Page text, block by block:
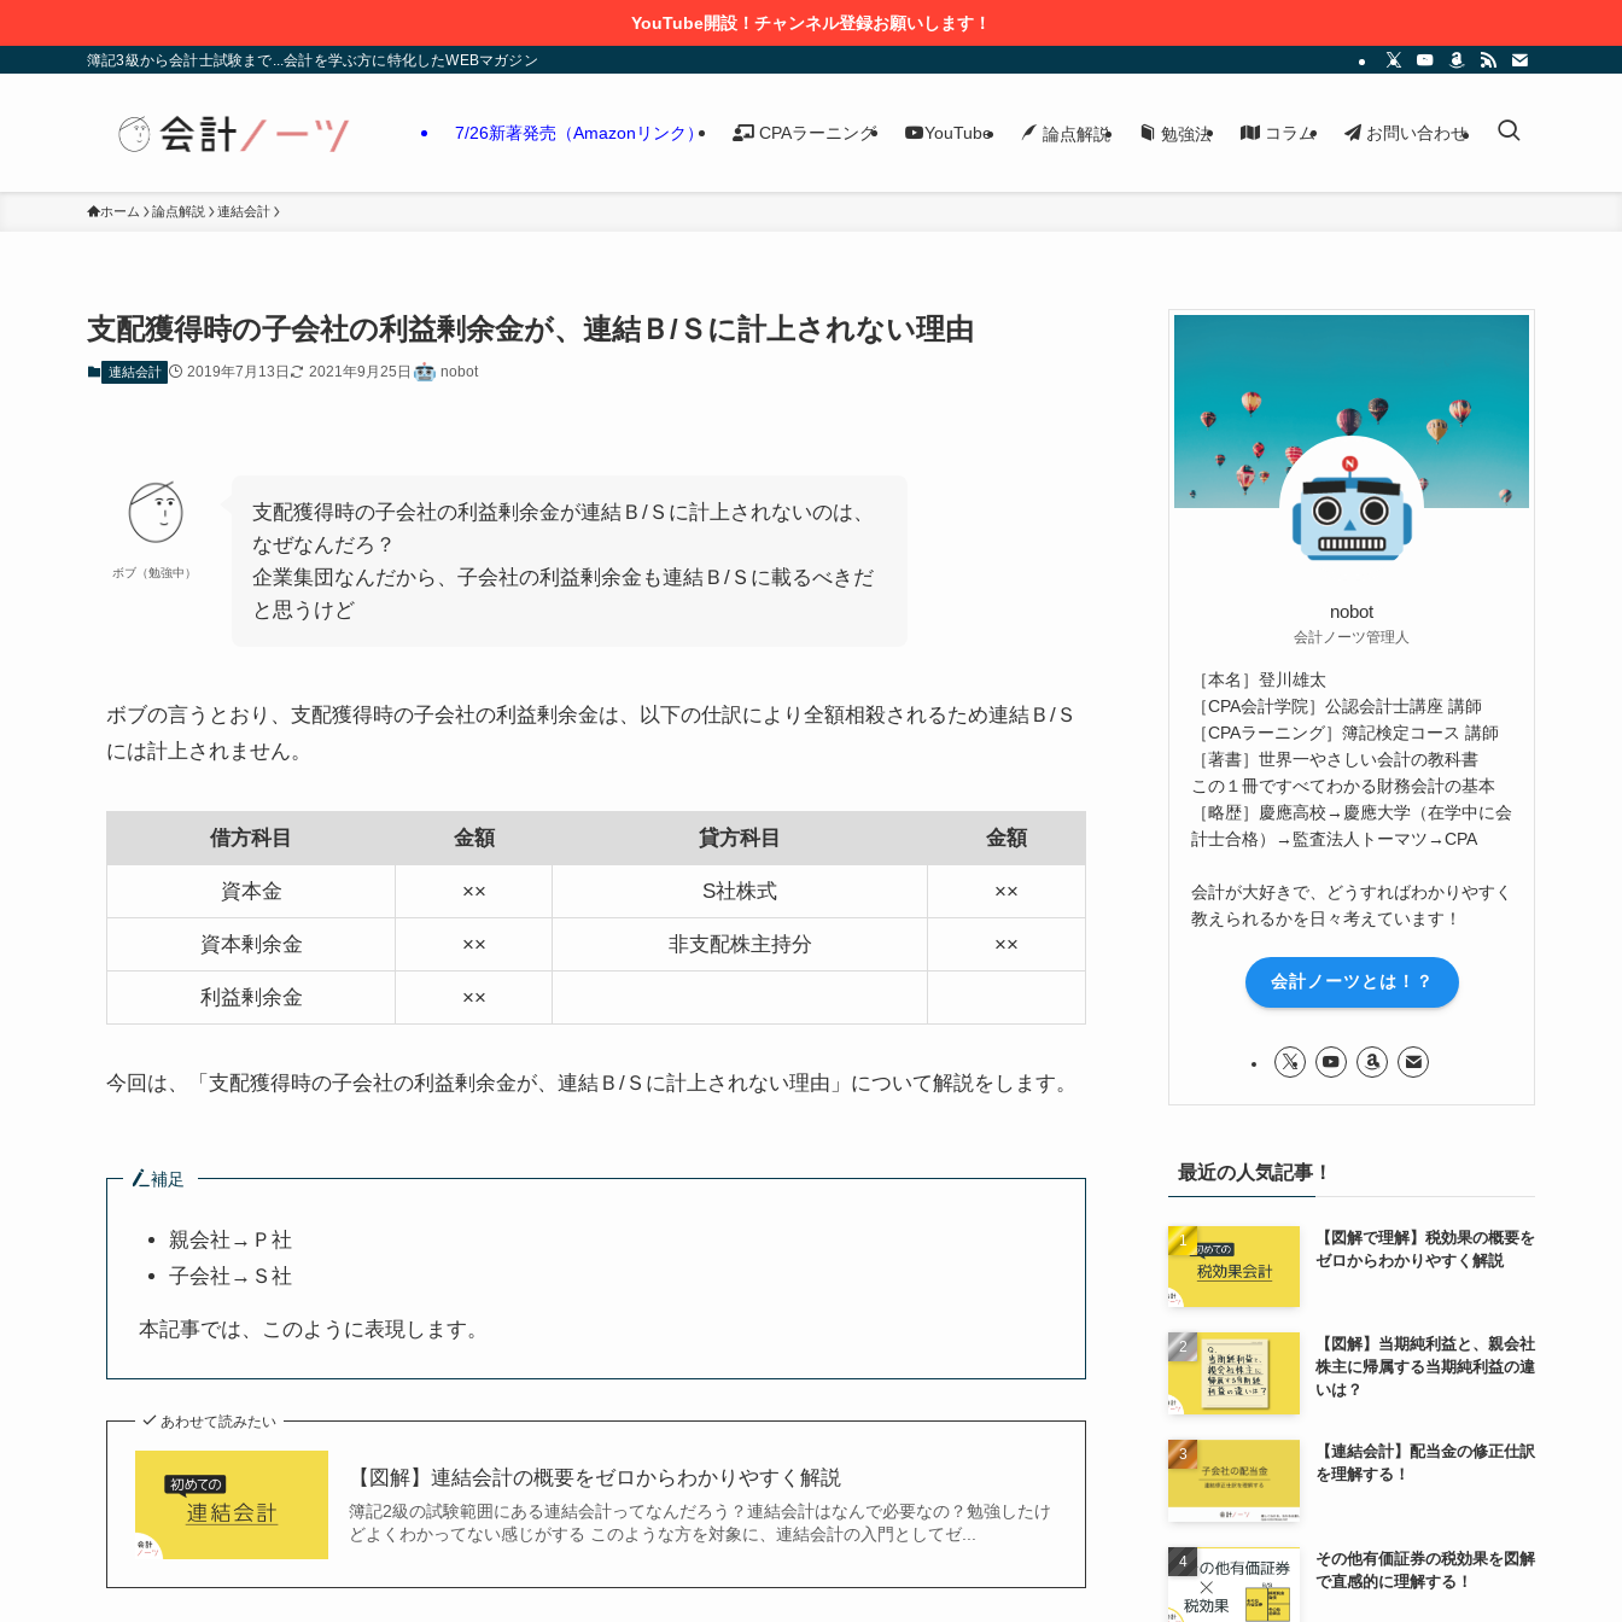
YouTube開設！チャンネル登録お願いします！
簿記3級から会計士試験まで...会計を学ぶ方に特化したWEBマガジン
7/26新著発売（Amazonリンク） CPAラーニング YouTube 論点解説 勉強法 コラム お問い合わせ
ホーム 論点解説 連結会計
支配獲得時の子会社の利益剰余金が、連結Ｂ/Ｓに計上されない理由
連結会計 2019年7月13日 2021年9月25日 nobot
ボブ（勉強中）
支配獲得時の子会社の利益剰余金が連結Ｂ/Ｓに計上されないのは、
なぜなんだろ？
企業集団なんだから、子会社の利益剰余金も連結Ｂ/Ｓに載るべきだ
と思うけど
ボブの言うとおり、支配獲得時の子会社の利益剰余金は、 以下の仕訳により全額相殺されるため連結Ｂ/Ｓ
には計上されません。
借方科目 金額 貸方科目 金額
資本金 ×× S社株式 ××
資本剰余金 ×× 非支配株主持分 ××
利益剰余金 ××
今回は、「支配獲得時の子会社の利益剰余金が、連結Ｂ/Ｓに計上されない理由」について解説をします。
補足
親会社→Ｐ社
子会社→Ｓ社
本記事では、このように表現します。
あわせて読みたい
【図解】連結会計の概要をゼロからわかりやすく解説
簿記2級の試験範囲にある連結会計ってなんだろう？連結会計はなんで必要なの？勉強したけ
どよくわかってない感じがする このような方を対象に、連結会計の入門としてゼ...
nobot
会計ノーツ管理人
［本名］登川雄太
［CPA会計学院］公認会計士講座 講師
［CPAラーニング］簿記検定コース 講師
［著書］世界一やさしい会計の教科書
この１冊ですべてわかる財務会計の基本
［略歴］慶應高校→慶應大学（在学中に会
計士合格）→監査法人トーマツ→CPA
会計が大好きで、どうすればわかりやすく
教えられるかを日々考えています！
会計ノーツとは！？
最近の人気記事！
【図解で理解】税効果の概要を
ゼロからわかりやすく解説
【図解】当期純利益と、親会社
株主に帰属する当期純利益の違
いは？
【連結会計】配当金の修正仕訳
を理解する！
その他有価証券の税効果を図解
で直感的に理解する！